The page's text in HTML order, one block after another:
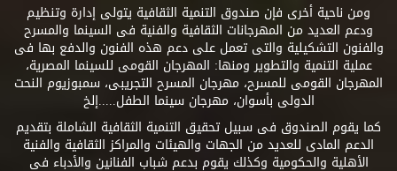
ومن ناحية أخرى فإن صندوق التنمية الثقافية يتولى إدارة وتنظيم
ودعم العديد من المهرجانات الثقافية والفنية فى السينما والمسرح
والفنون التشكيلية والتى تعمل على دعم هذه الفنون والدفع بها فى
عملية التنمية والتطوير ومنها: المهرجان القومى للسينما المصرية،
المهرجان القومى للمسرح، مهرجان المسرح التجريبى، سمبوزيوم النحت
الدولى بأسوان، مهرجان سينما الطفل.....إلخ
كما يقوم الصندوق فى سبيل تحقيق التنمية الثقافية الشاملة بتقديم
الدعم المادى للعديد من الجهات والهيئات والمراكز الثقافية والفنية
الأهلية والحكومية وكذلك يقوم بدعم شباب الفنانين والأدباء فى